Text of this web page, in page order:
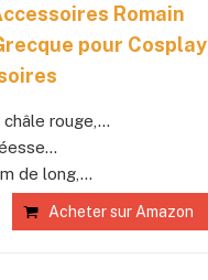
Romain
pour Cosplay
rouge,...
de long,...
Acheter sur Amazon